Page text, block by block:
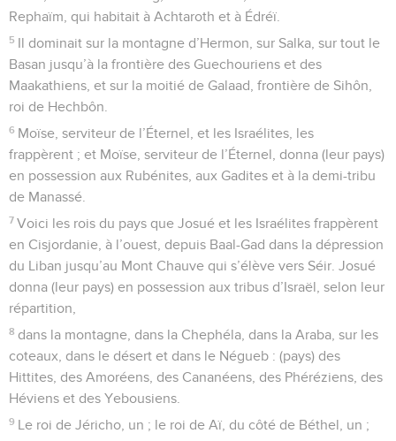
Rephaïm, qui habitait à Achtaroth et à Édréï.
5 Il dominait sur la montagne d’Hermon, sur Salka, sur tout le
Basan jusqu’à la frontière des Guechouriens et des
Maakathiens, et sur la moitié de Galaad, frontière de Sihôn,
roi de Hechbôn.
6 Moïse, serviteur de l’Éternel, et les Israélites, les
frappèrent ; et Moïse, serviteur de l’Éternel, donna (leur pays)
en possession aux Rubénites, aux Gadites et à la demi-tribu
de Manassé.
7 Voici les rois du pays que Josué et les Israélites frappèrent
en Cisjordanie, à l’ouest, depuis Baal-Gad dans la dépression
du Liban jusqu’au Mont Chauve qui s’élève vers Séir. Josué
donna (leur pays) en possession aux tribus d’Israël, selon leur
répartition,
8 dans la montagne, dans la Chephéla, dans la Araba, sur les
coteaux, dans le désert et dans le Négueb : (pays) des
Hittites, des Amoréens, des Cananéens, des Phéréziens, des
Héviens et des Yebousiens.
9 Le roi de Jéricho, un ; le roi de Aï, du côté de Béthel, un ;